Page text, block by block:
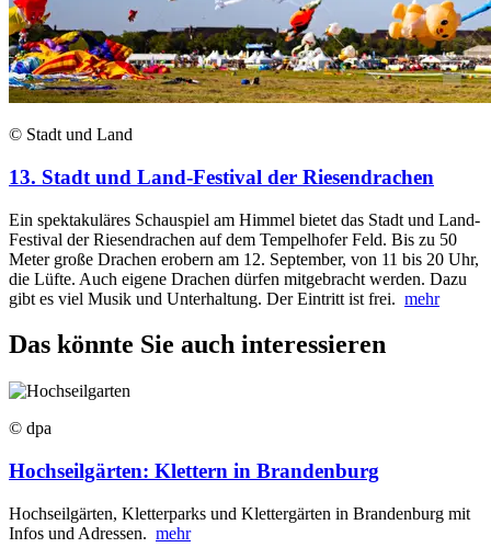
© Stadt und Land
13. Stadt und Land-Festival der Riesendrachen
Ein spektakuläres Schauspiel am Himmel bietet das Stadt und Land-
Festival der Riesendrachen auf dem Tempelhofer Feld. Bis zu 50
Meter große Drachen erobern am 12. September, von 11 bis 20 Uhr,
die Lüfte. Auch eigene Drachen dürfen mitgebracht werden. Dazu
gibt es viel Musik und Unterhaltung. Der Eintritt ist frei. mehr
Das könnte Sie auch interessieren
© dpa
Hochseilgärten: Klettern in Brandenburg
Hochseilgärten, Kletterparks und Klettergärten in Brandenburg mit
Infos und Adressen. mehr